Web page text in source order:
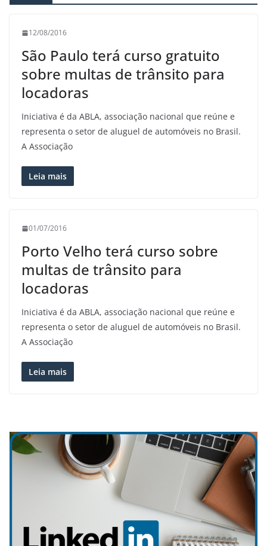
12/08/2016
São Paulo terá curso gratuito
sobre multas de trânsito para
locadoras
Iniciativa é da ABLA, associação nacional que reúne e
representa o setor de aluguel de automóveis no Brasil.
A Associação
Leia mais
01/07/2016
Porto Velho terá curso sobre
multas de trânsito para
locadoras
Iniciativa é da ABLA, associação nacional que reúne e
representa o setor de aluguel de automóveis no Brasil.
A Associação
Leia mais